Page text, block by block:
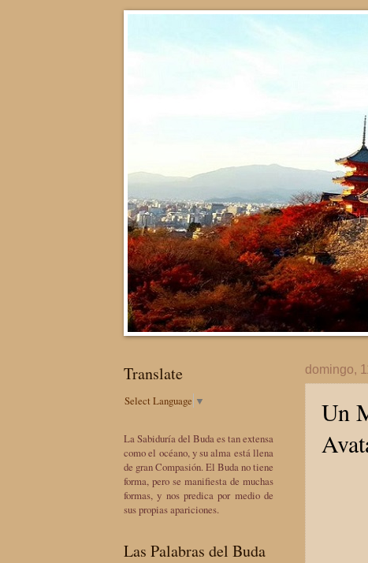
domingo,
Un
Translate
Select Language ▼
La Sabiduría del Buda es tan extensa
como el océano, y su alma está llena
de gran Compasión. El Buda no tiene
forma, pero se manifiesta de muchas
formas, y nos predica por medio de
sus propias apariciones.
Las Palabras del Buda